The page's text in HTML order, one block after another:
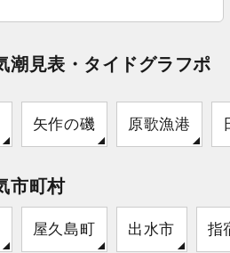
潮見表・タイドグラフポ
矢作の磯 原歌漁港
市町村
屋久島町 出水市 指